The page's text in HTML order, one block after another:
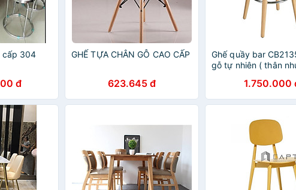
cấp 304
đ
GHẾ TỰA CHÂN GỖ CAO CẤP
623.645 đ
Ghế quầy bar
gỗ tự nhiên ( thân
hiện đại nhập khẩu
1.750.000